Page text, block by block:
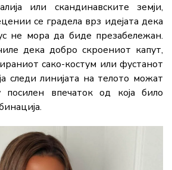
или скандинавските земји,
се градела врз идејата дека
не мора да биде презабележан.
дека добро скроениот капут,
сако-костум или фустанот
следи линијата на телото можат
посилен впечаток од која било